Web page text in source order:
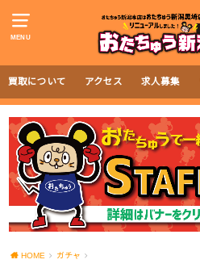
MENU
買取について アクセス 求人募集
HOME ガチャ